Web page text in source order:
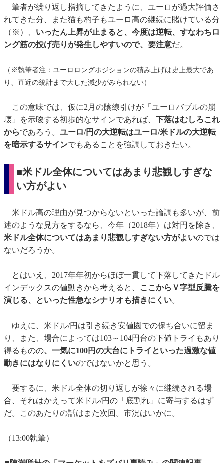
筆者が繰り返し指摘してきたように、ユーロが過大評価さ
れてきた分、また猫も杓子もユーロ高の継続に賭けている分
（※）、 いったん上昇が止まると、今度は逆転、すなわちロ
ング筋の投げ売りが発生しやすいので、要注意だ。
（※執筆者注：ユーロロングポジションの積み上げは史上最大であ
り、直近の統計まで大した減少がみられない）
この意味では、仮に2月の陰線引けが「ユーロバブルの崩
壊」を示唆する初歩的なサインであれば、
下落はむしろこれ
からであろう。 ユーロ/円の大逆転はユーロ/米ドルの大逆転
を暗示するサインでもあることを強調しておきたい。
■米ドル全体についてはあまり悲観しすぎな
い方がよい
米ドル高の理由が見つからないといった論調も多いが、前
述のような見方をするなら、今年（2018年）は対円を除き、
米ドル全体についてはあまり悲観しすぎない方がよいのでは
ないだろうか。
とはいえ、2017年年初からほぼ一貫して下落してきたドル
インデックスの値動きから考えると、
ここからＶ字型反騰を
演じる、といった性急なシナリオも描きにくい。
ゆえに、米ドル/円は引き続き安値圏での保ち合いに留ま
り、また、場合によっては103～104円台の下値トライもあり
得るものの、一気に100円の大台にトライといった過激な値
動きにはなりにくいのではないかと思う。
要するに、米ドル全体の切り返しが徐々に継続される場
合、それはかえって米ドル/円の「底割れ」に寄与するはず
だ。このあたりの話はまた次回。市況はいかに。
（13:00執筆）